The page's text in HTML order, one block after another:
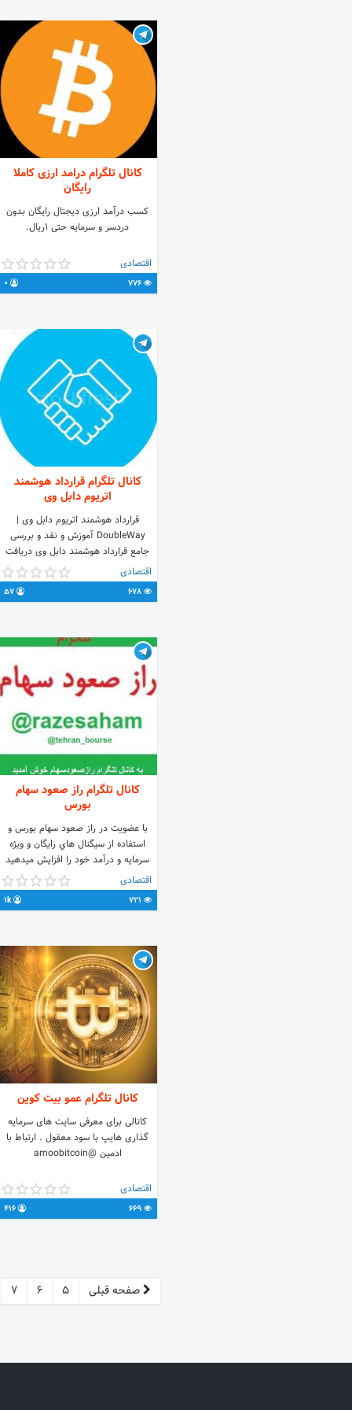
درآمد حلال داشته باشی ؟ میخوای تو
خونه بشینی و کسب درآمد کنی؟ دیگه از
بیکاری خسته شدی؟ میخوای شغل دوم
داشته باشی؟ جواب همه این سوالات
دست ماست 🔑💰💥
کانال تلگرام درامد ارزی کاملا
رایگان
کسب درآمد ارزی دیجتال رایگان بدون
دردسر و سرمایه حتی ۱ریال.
اقتصادی
776
0
کانال تلگرام قرارداد هوشمند
اتریوم دابل وی
قرارداد هوشمند اتریوم دابل وی |
DoubleWay آموزش و نقد و بررسی
جامع قرارداد هوشمند دابل وی دریافت
40 درصد تخفیف سیگنال ارز دیجیتال
دریافت 40 درصد تخفیف در اکانت
تریدینگ ویو ورورد و مشارکت رایگان در
سیگنالی تریدینگ
اقتصادی
678
57
کانال تلگرام راز صعود سهام
بورس
با عضویت در راز صعود سهام بورس و
استفاده از سيگنال هاي رايگان و ويژه
سرمايه و درآمد خود را افزايش میدهيد
اقتصادی
1k
کانال تلگرام عمو بیت کوین
کانالی برای معرفی سایت های سرمایه
گذاری هایپ با سود معقول . ارتباط با
ادمین @amoobitcoin
اقتصادی
669
416
صفحه قبلی 5
6
7